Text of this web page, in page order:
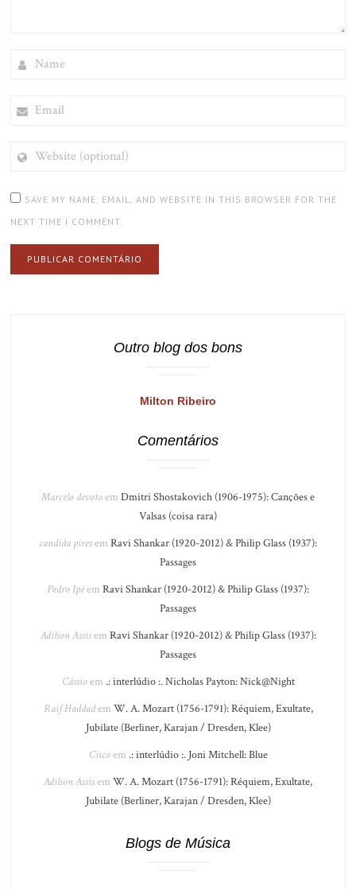
(OPTIONAL)
SAVE MY NAME, EMAIL, AND WEBSITE IN THIS BROWSER FOR THE
NEXT TIME I COMMENT.
Outro blog dos bons
Milton Ribeiro
Comentários
Marcelo devotoem Dmitri Shostakovich (1906-1975): Canções e
Valsas (coisa rara)
candida piresem Ravi Shankar (1920-2012) & Philip Glass (1937):
Passages
Pedro Ipêem Ravi Shankar (1920-2012) & Philip Glass (1937):
Passages
Adilson Assisem Ravi Shankar (1920-2012) & Philip Glass (1937):
Passages
Cássioem .: interlúdio :. Nicholas Payton: Nick@Night
Raif Haddadem W. A. Mozart (1756-1791): Réquiem, Exultate,
Jubilate (Berliner, Karajan / Dresden, Klee)
Ciscoem .: interlúdio :. Joni Mitchell: Blue
Adilson Assisem W. A. Mozart (1756-1791): Réquiem, Exultate,
Jubilate (Berliner, Karajan / Dresden, Klee)
Blogs de Música